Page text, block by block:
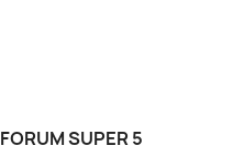
FORUM SUPER 5